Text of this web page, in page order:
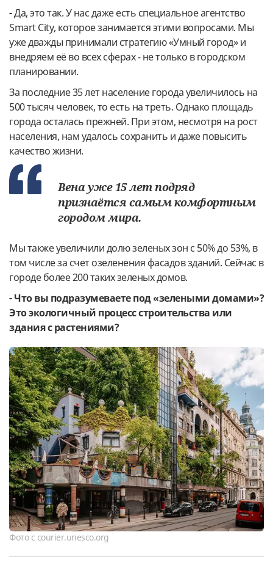
-Да, это так. У нас даже есть специальное агентство
Smart City, которое занимается этими вопросами. Мы
уже дважды принимали стратегию «Умный город» и
внедряем её во всех сферах - не только в городском
планировании.
За последние 35 лет население города увеличилось на
500 тысяч человек, то есть на треть. Однако площадь
города осталась прежней. При этом, несмотря на рост
населения, нам удалось сохранить и даже повысить
качество жизни.
Вена уже 15 лет подряд
признаётся самым комфортным
городом мира.
Мы также увеличили долю зеленых зон с 50% до 53%, в
том числе за счет озеленения фасадов зданий. Сейчас в
городе более 200 таких зеленых домов.
- Что вы подразумеваете под «зелеными домами»?
Это экологичный процесс строительства или
здания с растениями?​
Фото с courier.unesco.org